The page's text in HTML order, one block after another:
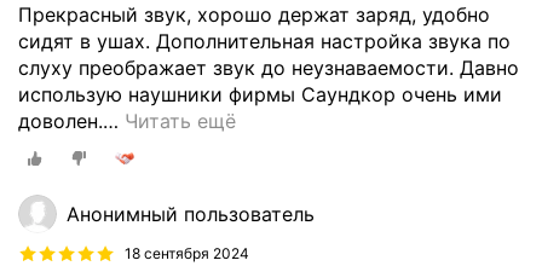
Прекрасный звук, хорошо держат заряд, удобно
сидят в ушах. Дополнительная настройка звука по
слуху преображает звук до неузнаваемости. Давно
использую наушники фирмы Саундкор очень ими
доволен.… Читать ещё
Анонимный пользователь
18 сентября 2024